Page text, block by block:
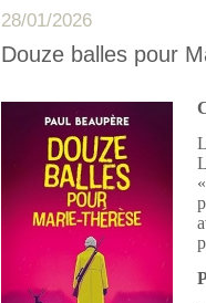
28/01/2026
Douze balles pour